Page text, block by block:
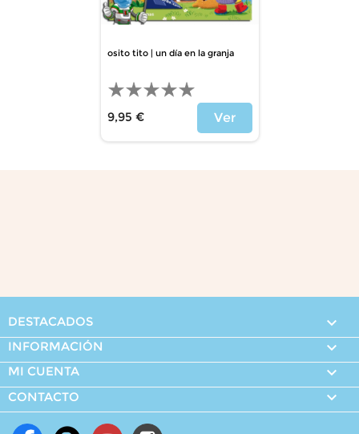
osito tito | un día en la granja
9,95 €
Ver
DESTACADOS 
INFORMACIÓN 
MI CUENTA 
CONTACTO 